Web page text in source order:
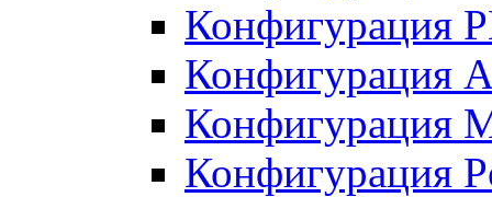
Конфигурация
Конфигурация
Конфигурация
Конфигурация